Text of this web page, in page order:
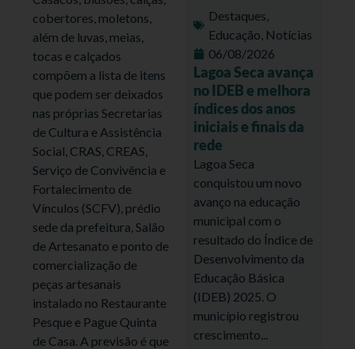
cobertores, moletons,
além de luvas, meias,
tocas e calçados
compõem a lista de itens
que podem ser deixados
nas próprias Secretarias
de Cultura e Assistência
Social, CRAS, CREAS,
Serviço de Convivência e
Fortalecimento de
Vínculos (SCFV), prédio
sede da prefeitura, Salão
de Artesanato e ponto de
comercialização de
peças artesanais
instalado no Restaurante
Pesque e Pague Quinta
de Casa. A previsão é que
Destaques,
Educação, Notícias
06/08/2026
Lagoa Seca avança
no IDEB e melhora
índices dos anos
iniciais e finais da
rede
Lagoa Seca
conquistou um novo
avanço na educação
municipal com o
resultado do Índice de
Desenvolvimento da
Educação Básica
(IDEB) 2025. O
município registrou
crescimento...